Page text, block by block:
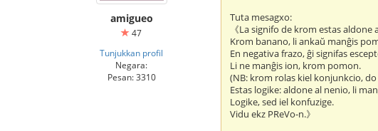
amigueo
47
Tunjukkan profil
Negara:
Pesan: 3310
Tuta mesagxo:
《La signifo de krom estas aldone
Krom banano, li ankaŭ manĝis
En negativa frazo, ĝi signifas
Li ne manĝis ion, krom pomon.
(NB: krom rolas kiel konjunkcio,
Estas logike: aldone al nenio, li
Logike, sed iel konfuzige.
Vidu ekz PReVo-n.》